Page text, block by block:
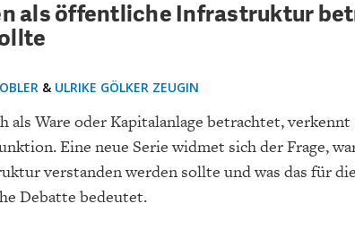
als öffentliche Infrastruktur
& ULRIKE GÖLKER ZEUGIN
als Ware oder Kapitalanlage betrachtet, verkennt
Eine neue Serie widmet sich der Frage,
verstanden werden sollte und was das für die
Debatte bedeutet.